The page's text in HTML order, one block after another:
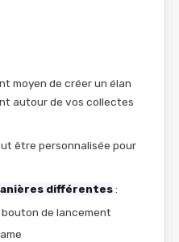
moyen de créer un élan
autour de vos collectes
être personnalisée pour
différentes:
bouton de lancement